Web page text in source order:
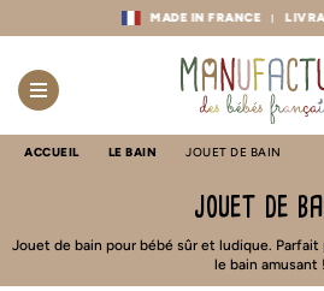
MADE IN FRANCE
ACCUEIL LE BAIN JOUET DE BAIN
jouet de
Jouet de bain pour bébé sûr et ludique.
le bain amusant !